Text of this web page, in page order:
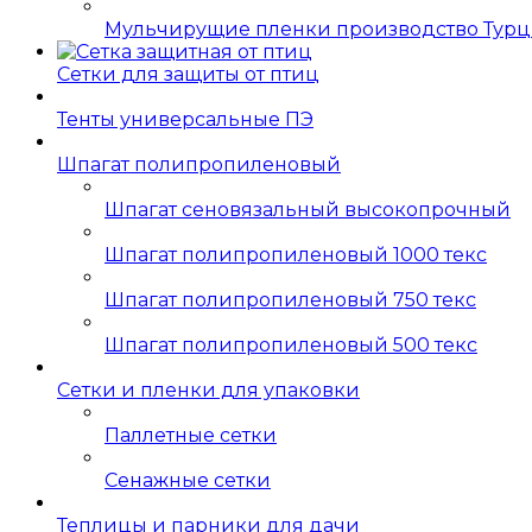
Мульчирущие пленки производство
Сетки для защиты от птиц
Тенты универсальные ПЭ
Шпагат полипропиленовый
Шпагат сеновязальный высокопрочный
Шпагат полипропиленовый 1000 текс
Шпагат полипропиленовый 750 текс
Шпагат полипропиленовый 500 текс
Сетки и пленки для упаковки
Паллетные сетки
Сенажные сетки
Теплицы и парники для дачи